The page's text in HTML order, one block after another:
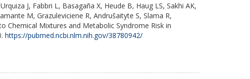
J, Fabbri L, Basagaña X, Heude B, Haug LS, Sakhi AK,
M, Grazuleviciene R, Andrušaityte S, Slama R,
Chemical Mixtures and Metabolic Syndrome Risk in
https://pubmed.ncbi.nlm.nih.gov/38780942/